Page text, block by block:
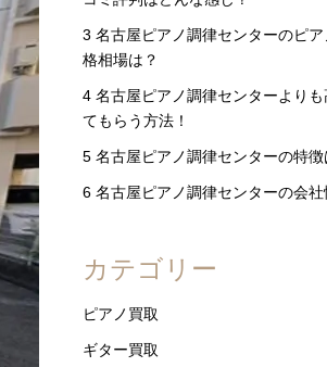
3 名古屋ピアノ調律センターのピ
格相場は？
4 名古屋ピアノ調律センターよりも
てもらう方法！
5 名古屋ピアノ調律センターの特徴
6 名古屋ピアノ調律センターの会社
カテゴリー
ピアノ買取
ギター買取